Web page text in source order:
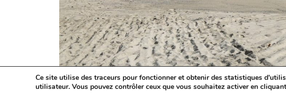
Ce site utilise des traceurs pour fonctionner et obtenir des statistiques
utilisateur. Vous pouvez contrôler ceux que vous souhaitez activer en